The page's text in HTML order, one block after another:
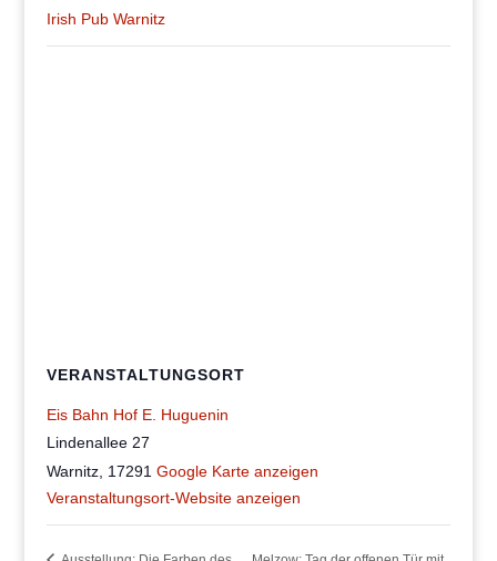
Irish Pub Warnitz
VERANSTALTUNGSORT
Eis Bahn Hof E. Huguenin
Lindenallee 27
Warnitz 17291 Google Karte anzeigen
Veranstaltungsort-Website anzeigen